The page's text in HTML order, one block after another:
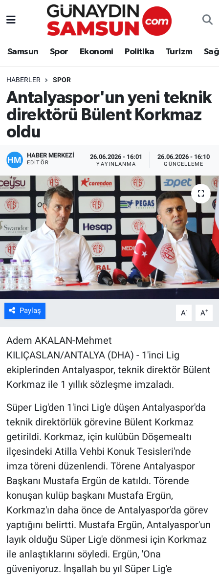
Samsun Spor Ekonomi Politika Turizm
HABERLER SPOR
Antalyaspor'un yeni teknik
direktörü Bülent Korkmaz
oldu
HABER MERKEZİ
EDITÖR
26.06.2026 - 16:01
YAYINLANMA
26.06.2026 - 16:10
GÜNCELLEME
Paylaş A- A+
Adem AKALAN-Mehmet
KILIÇASLAN/ANTALYA (DHA) - 1'inci Lig
ekiplerinden Antalyaspor, teknik direktör Bülent
Korkmaz ile 1 yıllık sözleşme imzaladı.
Süper Lig'den 1'inci Lig'e düşen Antalyaspor'da
teknik direktörlük görevine Bülent Korkmaz
getirildi. Korkmaz, için kulübün Döşemealtı
ilçesindeki Atilla Vehbi Konuk Tesisleri'nde
imza töreni düzenlendi. Törene Antalyaspor
Başkanı Mustafa Ergün de katıldı. Törende
konuşan kulüp başkanı Mustafa Ergün,
Korkmaz'ın daha önce de Antalyaspor'da görev
yaptığını belirtti. Mustafa Ergün, Antalyaspor'un
layık olduğu Süper Lig'e dönmesi için Korkmaz
ile anlaştıklarını söyledi. Ergün, 'Ona
güveniyoruz. İnşallah bu yıl Süper Lig'e
Samsun
Politika
Turizm
Sağlık
Eğitim
Yaşam
Kültür Sanat
Bilim ve Teknoloji
Genel
Nöbetçi Eczaneler
Süper Lig Puan Durumu ve Fikstür
Tüm Manşetler
Son Dakika Haberleri
Haber Arşivi